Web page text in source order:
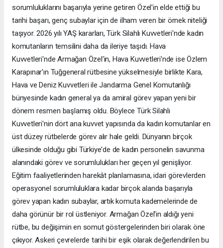
sorumluluklarını başarıyla yerine getiren Özel'in elde ettiği bu
tarihi başarı, genç subaylar için de ilham veren bir örnek niteliği
taşıyor. 2026 yılı YAŞ kararları, Türk Silahlı Kuvvetleri'nde kadın
komutanların temsilini daha da ileriye taşıdı. Hava
Kuvvetleri'nde Armağan Özel'in, Hava Kuvvetleri'nde ise Özlem
Karapınar'ın Tuğgeneral rütbesine yükselmesiyle birlikte Kara,
Hava ve Deniz Kuvvetleri ile Jandarma Genel Komutanlığı
bünyesinde kadın general ya da amiral görev yapan yeni bir
dönem resmen başlamış oldu. Böylece Türk Silahlı
Kuvvetleri'nin dört ana kuvvet yapısında da kadın komutanlar en
üst düzey rütbelerde görev alır hale geldi. Dünyanın birçok
ülkesinde olduğu gibi Türkiye'de de kadın personelin savunma
alanındaki görev ve sorumlulukları her geçen yıl genişliyor.
Eğitim faaliyetlerinden harekât planlamasına, idari görevlerden
operasyonel sorumluluklara kadar birçok alanda başarıyla
görev yapan kadın subaylar, artık komuta kademelerinde de
daha görünür bir rol üstleniyor. Armağan Özel'in aldığı yeni
rütbe, bu değişimin en somut göstergelerinden biri olarak öne
çıkıyor. Askeri çevrelerde tarihi bir eşik olarak değerlendirilen bu